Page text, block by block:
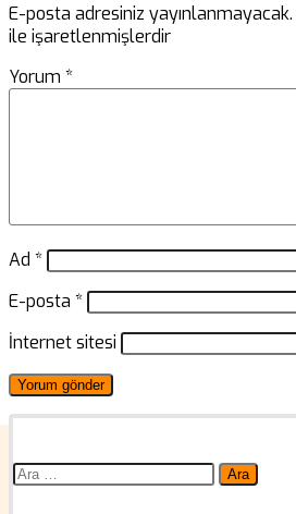
E-posta adresiniz yayınlanmayacak.
ile işaretlenmişlerdir
Yorum *
Ad *
E-posta *
İnternet sitesi
Arama: